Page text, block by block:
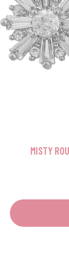
MISTY